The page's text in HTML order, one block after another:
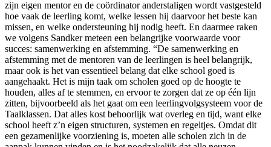
zijn eigen mentor en de coördinator anderstaligen wordt vastgesteld
hoe vaak de leerling komt, welke lessen hij daarvoor het beste kan
missen, en welke ondersteuning hij nodig heeft. En daarmee raken
we volgens Sandker meteen een belangrijke voorwaarde voor
succes: samenwerking en afstemming. “De samenwerking en
afstemming met de mentoren van de leerlingen is heel belangrijk,
maar ook is het van essentieel belang dat elke school goed is
aangehaakt. Het is mijn taak om scholen goed op de hoogte te
houden, alles af te stemmen, en ervoor te zorgen dat ze op één lijn
zitten, bijvoorbeeld als het gaat om een leerlingvolgsysteem voor de
Taalklassen. Dat alles kost behoorlijk wat overleg en tijd, want elke
school heeft z’n eigen structuren, systemen en regeltjes. Omdat dit
een gezamenlijke voorziening is, moeten alle scholen zich in de